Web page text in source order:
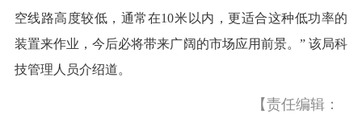
空线路高度较低，通常在10米以内，更适合这种低功率的
装置来作业，今后必将带来广阔的市场应用前景。” 该局科
技管理人员介绍道。
【责任编辑：